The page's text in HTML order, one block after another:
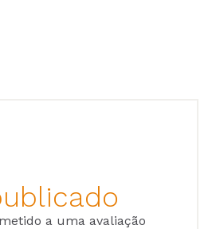
a uma avaliação